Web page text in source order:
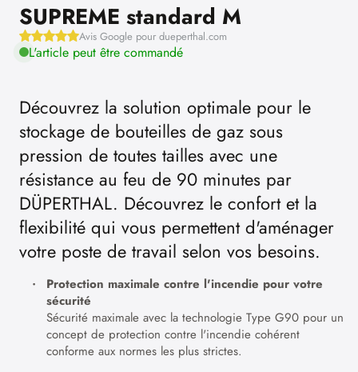
SUPREME standard M
Avis Google pour dueperthal.com
L'article peut être commandé
Découvrez la solution optimale pour le
stockage de bouteilles de gaz sous
pression de toutes tailles avec une
résistance au feu de 90 minutes par
DÜPERTHAL. Découvrez le confort et la
flexibilité qui vous permettent d'aménager
votre poste de travail selon vos besoins.
Protection maximale contre l'incendie pour votre
sécurité
Sécurité maximale avec la technologie Type G90 pour un
concept de protection contre l'incendie cohérent
conforme aux normes les plus strictes.